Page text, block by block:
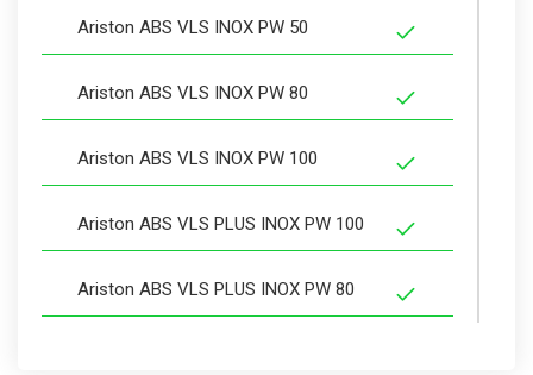
Ariston ABS VLS INOX PW 50
Ariston ABS VLS INOX PW 80
Ariston ABS VLS INOX PW 100
Ariston ABS VLS PLUS INOX PW 100
Ariston ABS VLS PLUS INOX PW 80